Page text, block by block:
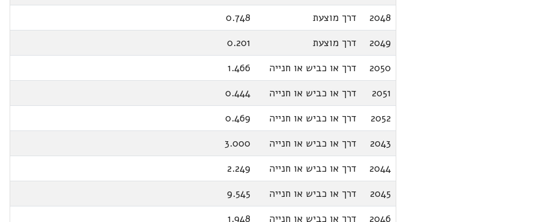
2048
דרך מוצעת
0.748
2049
דרך מוצעת
0.201
2050
דרך או כביש או חנייה
1.466
2051
דרך או כביש או חנייה
0.444
2052
דרך או כביש או חנייה
0.469
2043
דרך או כביש או חנייה
3.000
2044
דרך או כביש או חנייה
2.249
2045
דרך או כביש או חנייה
9.545
2046
דרך או כביש או חנייה 1.948